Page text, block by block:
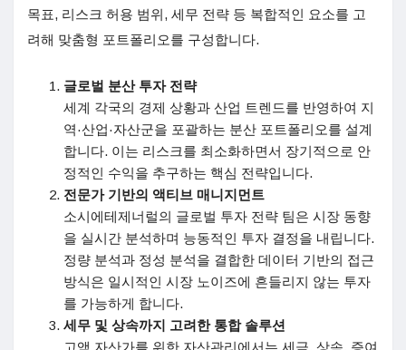
목표, 리스크 허용 범위, 세무 전략 등 복합적인 요소를 고
려해 맞춤형 포트폴리오를 구성합니다.
글로벌 분산 투자 전략
세계 각국의 경제 상황과 산업 트렌드를 반영하여 지
역·산업·자산군을 포괄하는 분산 포트폴리오를 설계
합니다. 이는 리스크를 최소화하면서 장기적으로 안
정적인 수익을 추구하는 핵심 전략입니다.
전문가 기반의 액티브 매니지먼트
소시에테제너럴의 글로벌 투자 전략 팀은 시장 동향
을 실시간 분석하며 능동적인 투자 결정을 내립니다.
정량 분석과 정성 분석을 결합한 데이터 기반의 접근
방식은 일시적인 시장 노이즈에 흔들리지 않는 투자
를 가능하게 합니다.
세무 및 상속까지 고려한 통합 솔루션
고액 자산가를 위한 자산관리에서는 세금, 상속, 증여